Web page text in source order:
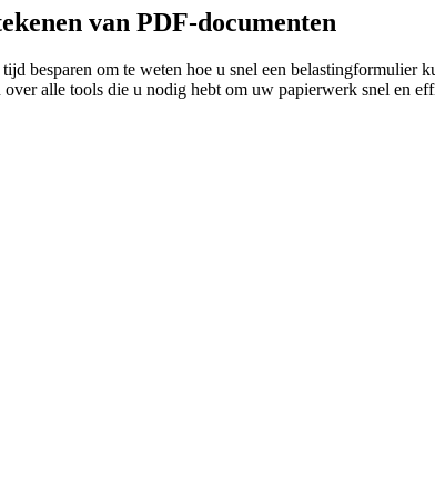
van PDF-documenten
besparen om te weten hoe u snel een belastingformulier
alle tools die u nodig hebt om uw papierwerk snel en